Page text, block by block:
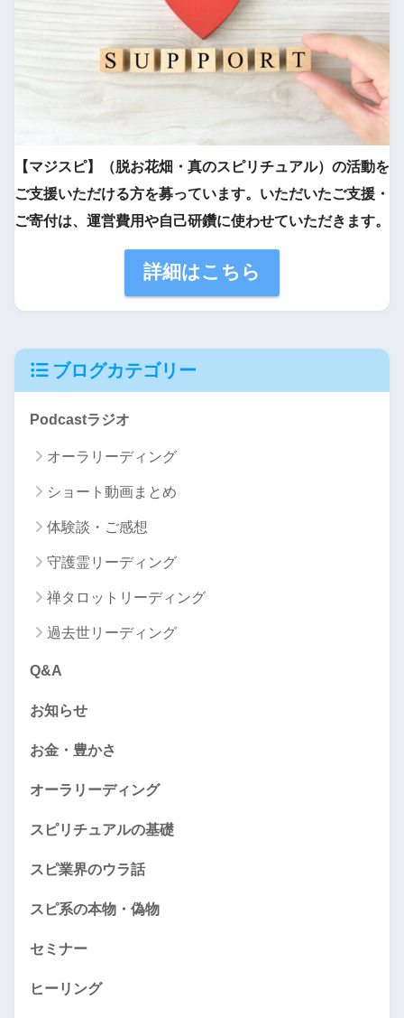
【マジスピ】（脱お花畑・真のスピリチュアル）の活動を
ご支援いただける方を募っています。いただいたご支援・
ご寄付は、運営費用や自己研鑽に使わせていただきます。
詳細はこちら
ブログカテゴリー
Podcastラジオ
オーラリーディング
ショート動画まとめ
体験談・ご感想
守護霊リーディング
禅タロットリーディング
過去世リーディング
Q&A
お知らせ
お金・豊かさ
オーラリーディング
スピリチュアルの基礎
スピ業界のウラ話
スピ系の本物・偽物
セミナー
ヒーリング